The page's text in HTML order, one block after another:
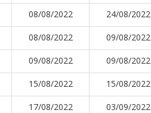
08/08/2022 24/08/2022
08/08/2022 09/08/2022
09/08/2022 09/08/2022
15/08/2022 15/08/2022
17/08/2022 03/09/2022